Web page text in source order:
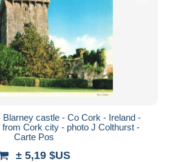
castle - Co Cork - Ireland -
Cork city - photo J Colthurst -
Carte Pos
± 5,19 $US